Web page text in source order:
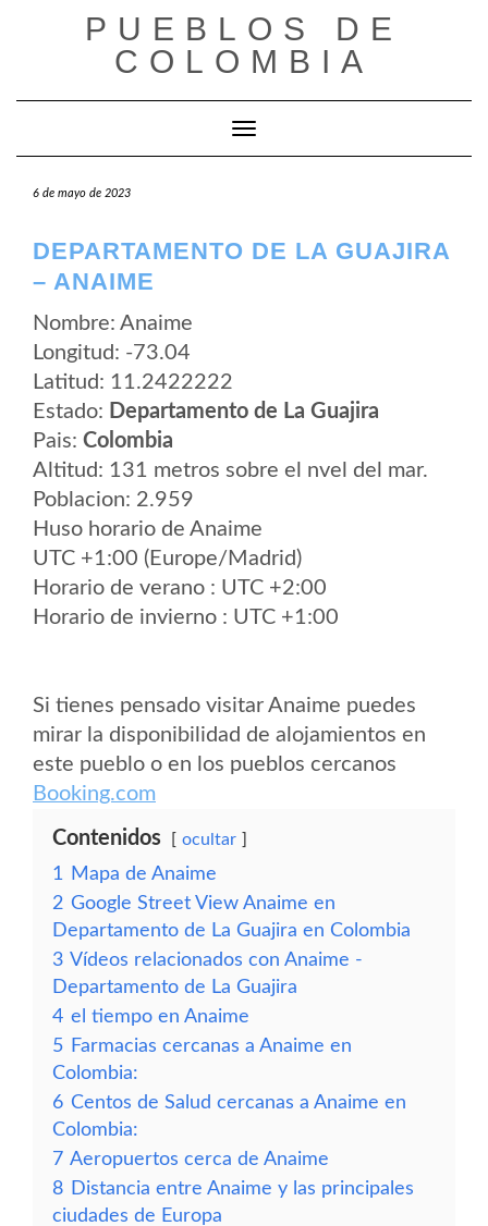
PUEBLOS DE
COLOMBIA
Cambiar modo de navegación
6 de mayo de 2023
DEPARTAMENTO DE LA GUAJIRA
– ANAIME
Nombre: Anaime
Longitud: -73.04
Latitud: 11.2422222
Estado: Departamento de La Guajira
Pais: Colombia
Altitud: 131 metros sobre el nvel del mar.
Poblacion: 2.959
Huso horario de Anaime
UTC +1:00 (Europe/Madrid)
Horario de verano : UTC +2:00
Horario de invierno : UTC +1:00
Si tienes pensado visitar Anaime puedes
mirar la disponibilidad de alojamientos en
este pueblo o en los pueblos cercanos
Booking.com
Contenidos ocultar
1
Mapa de Anaime
2 Google Street View Anaime en
Departamento de La Guajira en Colombia
3 Vídeos relacionados con Anaime -
Departamento de La Guajira
4 el tiempo en Anaime
5 Farmacias cercanas a Anaime en
Colombia:
6 Centos de Salud cercanas a Anaime en
Colombia:
7 Aeropuertos cerca de Anaime
8 Distancia entre Anaime y las principales
ciudades de Europa